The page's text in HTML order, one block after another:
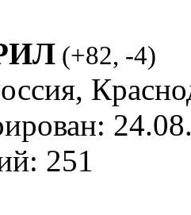
(+82, -4)
251